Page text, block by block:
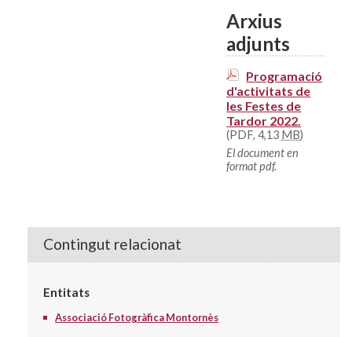
Arxius
adjunts
Programació
d'activitats de
les Festes de
Tardor 2022.
(PDF, 4,13 MB)
El document en
format pdf.
Contingut relacionat
Entitats
Associació Fotogràfica Montornès